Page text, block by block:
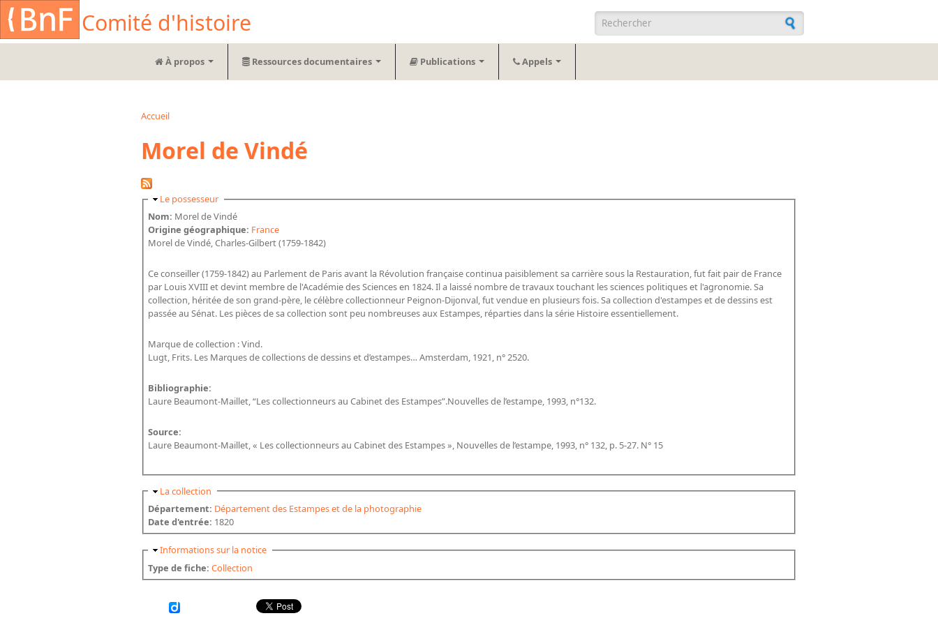
Aller au contenu principal
Comité d'histoire Formulaire de recherche
À propos Ressources documentaires Publications Appels
Accueil
Morel de Vindé
Masquer
Le possesseur
Nom: Morel de Vindé
Origine géographique: France
Morel de Vindé, Charles-Gilbert (1759-1842)
Ce conseiller (1759-1842) au Parlement de Paris avant la Révolution française continua paisiblement sa carrière sous la Restauration, fut fait pair de France
par Louis XVIII et devint membre de l'Académie des Sciences en 1824. Il a laissé nombre de travaux touchant les sciences politiques et l'agronomie. Sa
collection, héritée de son grand-père, le célèbre collectionneur Peignon-Dijonval, fut vendue en plusieurs fois. Sa collection d'estampes et de dessins est
passée au Sénat. Les pièces de sa collection sont peu nombreuses aux Estampes, réparties dans la série Histoire essentiellement.
Marque de collection : Vind.
Lugt, Frits. Les Marques de collections de dessins et d’estampes… Amsterdam, 1921, n° 2520.
Bibliographie:
Laure Beaumont-Maillet, “Les collectionneurs au Cabinet des Estampes”.Nouvelles de l’estampe, 1993, n°132.
Source:
Laure Beaumont-Maillet, « Les collectionneurs au Cabinet des Estampes », Nouvelles de l’estampe, 1993, n° 132, p. 5-27. N° 15
Masquer
La collection
Département: Département des Estampes et de la photographie
Date d'entrée: 1820
Masquer
Informations sur la notice
Type de fiche:Collection
Cookies management panel